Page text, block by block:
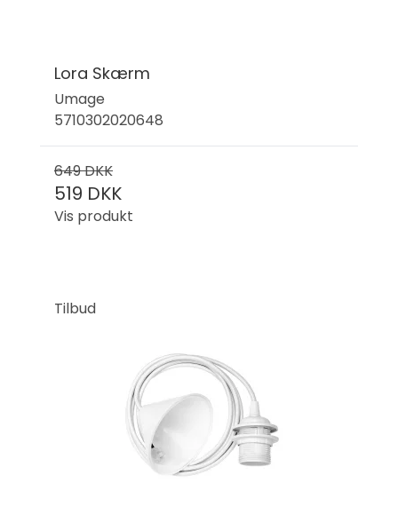
Lora Skærm
Umage
5710302020648
649 DKK
519 DKK
Vis produkt
Tilbud